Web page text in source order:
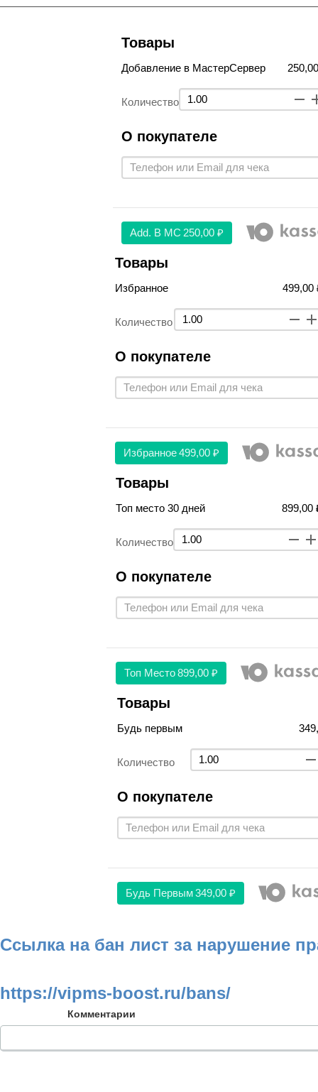
Товары
Добавление в МастерСервер
Количество
О покупателе
Аdd. В МС 250,00 ₽
Товары
Избранное 499,00
Количество
О покупателе
Избранное 499,00 ₽
Товары
Топ место 30 дней 899,00
Количество
О покупателе
Топ Место 899,00 ₽
Товары
Будь первым
Количество
О покупателе
Будь Первым349,00 ₽
Ссылка на бан лист за нарушение
https://vipms-boost.ru/bans/
Комментарии